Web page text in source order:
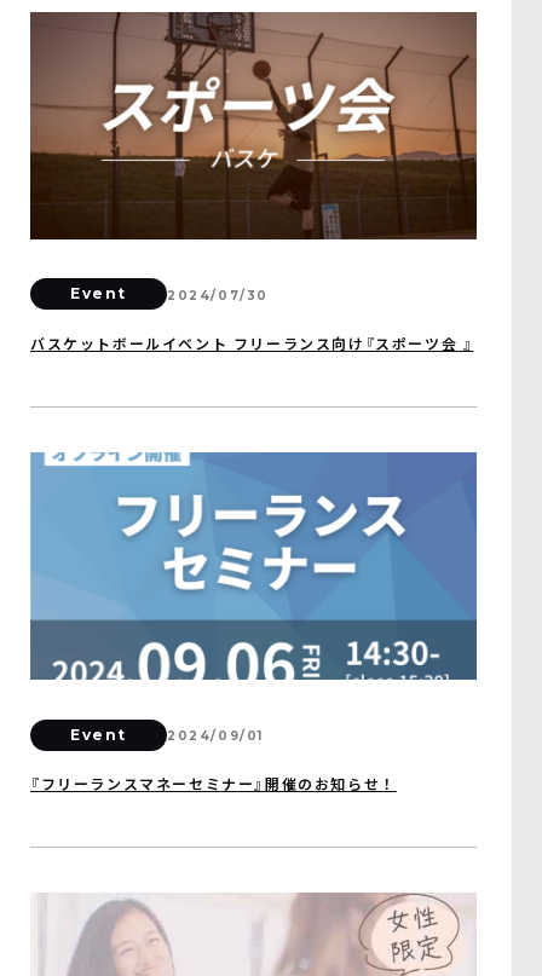
Event 2024/07/30
バスケットボールイベント フリーランス向け『スポーツ会 』
Event 2024/09/01
『フリーランスマネーセミナー』開催のお知らせ！